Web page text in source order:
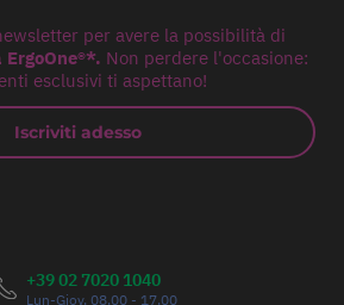
per avere la possibilità di
Non perdere l'occasione:
esclusivi ti aspettano!
Iscriviti adesso
+39 02 7020 1040
Lun-Giov. 08.00 - 17.00